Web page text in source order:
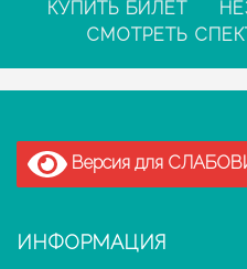
КУПИТЬ БИЛЕТ
СМОТРЕТЬ
Версия для
ИНФОРМАЦИЯ